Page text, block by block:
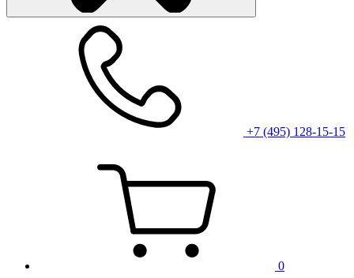
+7 (495) 128-15-15
0